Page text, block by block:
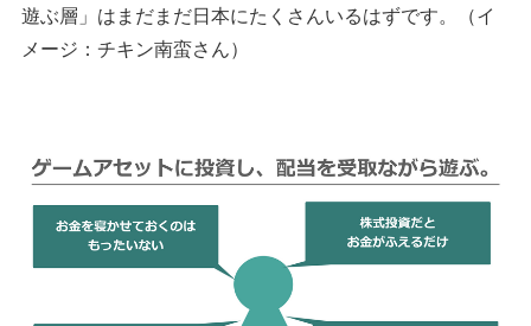
遊ぶ層」はまだまだ日本にたくさんいるはずです。（イ
メージ：チキン南蛮さん）